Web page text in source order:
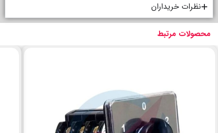
نظرات خریداران
محصولات مرتبط